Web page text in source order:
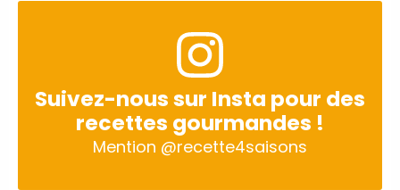
Suivez-nous sur Insta pour des
recettes gourmandes !
Mention @recette4saisons